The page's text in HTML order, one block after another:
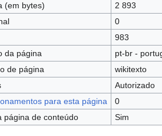
(em bytes)
2 893
0
983
da página
pt-br -
de página
wikitexto
Autorizado
para esta página
0
página de conteúdo
Sim